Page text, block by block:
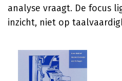
analyse vraagt. De focus
inzicht, niet op